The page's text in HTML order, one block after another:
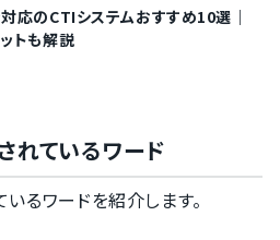
対応のCTIシステムおすすめ10選｜
トも解説
れているワード
るワードを紹介します。